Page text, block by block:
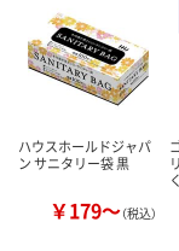
ハウスホールドジャパ
ン サニタリー袋 黒
￥179～（税込）